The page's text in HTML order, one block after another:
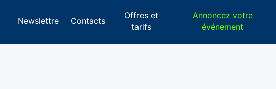
Newslettre Contacts
Offres et
tarifs
Annoncez votre
événement